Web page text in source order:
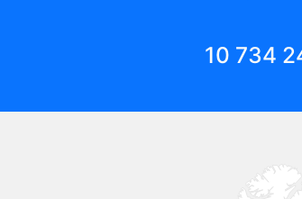
10 734